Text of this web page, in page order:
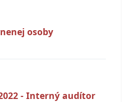
osoby
- Interný audítor